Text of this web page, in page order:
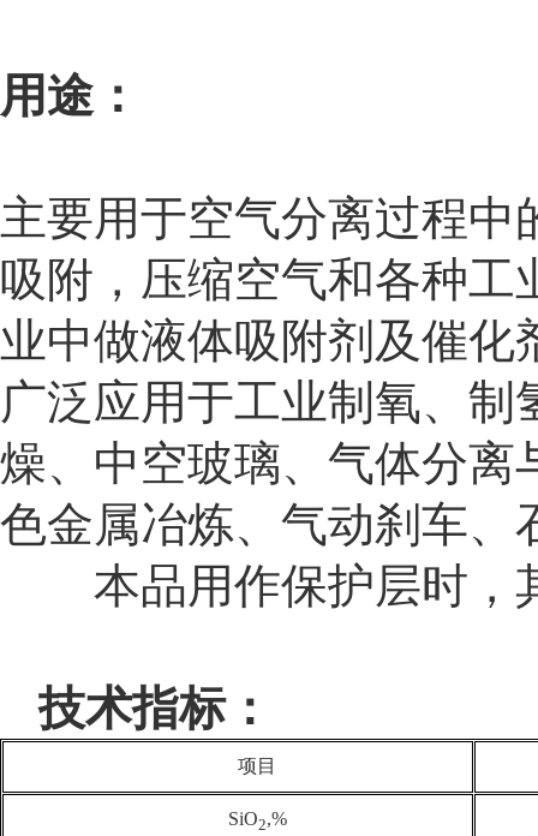
用途：
主要用于空气分离过程
吸附，压缩空气和各种工
业中做液体吸附剂及催
广泛应用于工业制氧、制
燥、中空玻璃、气体分离
色金属冶炼、气动刹车、
本品用作保护层时，
技术指标：
项目
SiO2,%